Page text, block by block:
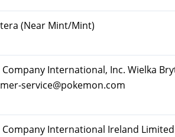
(Near Mint/Mint)
International, Inc. Wielka
service@pokemon.com
International Ireland